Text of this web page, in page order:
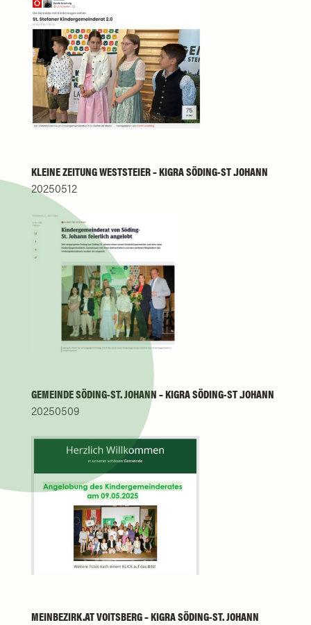
KLEINE ZEITUNG WESTSTEIER – KIGRA SÖDING-ST .JOHANN
20250512
GEMEINDE SÖDING-ST. JOHANN – KIGRA SÖDING-ST .JOHANN
20250509
MEINBEZIRK.AT VOITSBERG – KIGRA SÖDING-ST. JOHANN